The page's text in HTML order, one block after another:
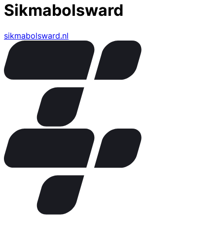
Sikmabolsward
sikmabolsward.nl